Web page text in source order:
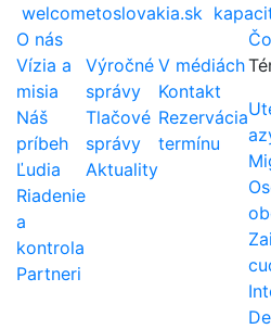
welcometoslovakia.sk
O nás
Vízia a
misia
Náš
príbeh
Ľudia
Riadenie
a
kontrola
Partneri
Výročné
správy
Tlačové
správy
Aktuality
V médiách
Kontakt
Rezervácia
termínu